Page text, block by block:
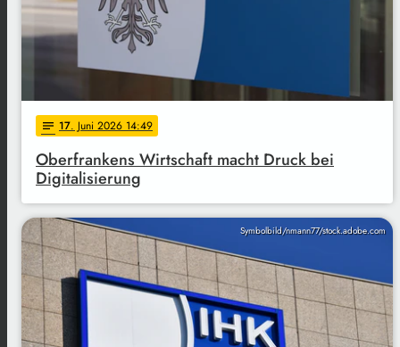
notes 17. Juni 2026 14:49
Oberfrankens Wirtschaft macht Druck bei
Digitalisierung
Symbolbild/nmann77/stock.adobe.com